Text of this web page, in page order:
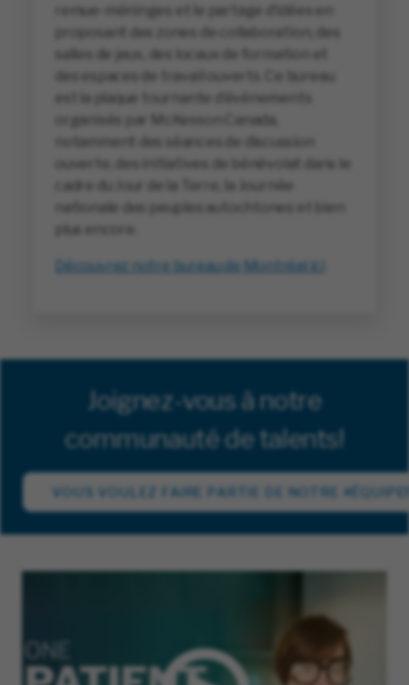
proposant des zones de collaboration, des
salles de jeux, des locaux de formation et
des espaces de travail ouverts. Ce bureau
est la plaque tournante d’événements
organisés par McKesson Canada,
notamment des séances de discussion
cadre du Jour de la Terre, la Journée
nationale des peuples autochtones et bien
Découvrez notre bureau de Montréal ici
Joignez-vous à notre
communauté de talents!
VOUS VOULEZ FAIRE PARTIE DE NOTRE